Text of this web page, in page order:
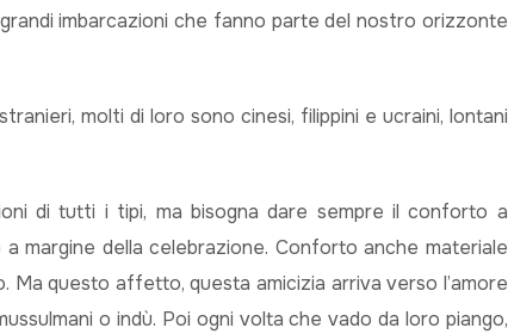
imbarcazioni che fanno parte del nostro orizzonte
molti di loro sono cinesi, filippini e ucraini, lontani
di tutti i tipi, ma bisogna dare sempre il conforto a
margine della celebrazione. Conforto anche materiale
Ma questo affetto, questa amicizia arriva verso l’amore
o indù. Poi ogni volta che vado da loro piango,